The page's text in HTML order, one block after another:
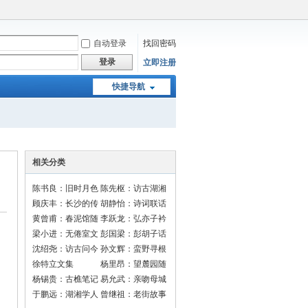
自动登录
找回密码
登录
立即注册
快捷导航
相关分类
陈书良：旧时月色 陈先枢：访古湖湘
顾庆丰：长沙的传
说
胡静怡：诗词联话
黄曾甫：春泥馆随
笔
李跃龙：弘亦子衿
梁小进：无倦室文
选
彭国梁：彭胡子话
长沙
沈绍尧：访古问今
走长沙
孙文辉：蛮野寻根
徐特立文集
杨里昂：望麓园随
笔
杨锡贵：古樵笔记 易允武：亲吻母城
于鹏远：湖湘学人 曾继祖：老街故事